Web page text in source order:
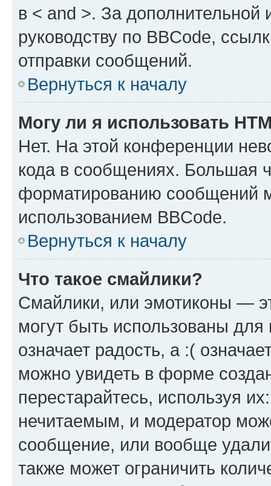
в < and >. За
руководству по BBCode,
отправки сообщений.
Вернуться к началу
Могу ли я использовать
Нет. На этой конференции
кода в сообщениях. Большая
форматированию сообщений
использованием BBCode.
Вернуться к началу
Что такое смайлики?
Смайлики, или эмотиконы —
могут быть использованы
означает радость, а :(
можно увидеть в форме
перестарайтесь, используя
нечитаемым, и модератор
сообщение, или вообще
также может ограничить